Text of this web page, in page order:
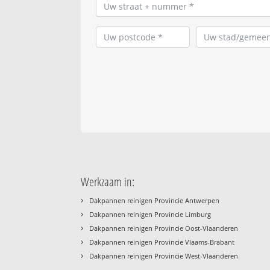
Werkzaam in:
› Dakpannen reinigen Provincie Antwerpen
› Dakpannen reinigen Provincie Limburg
› Dakpannen reinigen Provincie Oost-Vlaanderen
› Dakpannen reinigen Provincie Vlaams-Brabant
› Dakpannen reinigen Provincie West-Vlaanderen